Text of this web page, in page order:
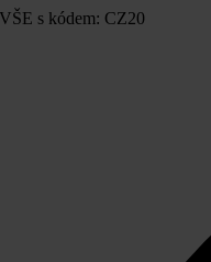
s kódem: CZ20